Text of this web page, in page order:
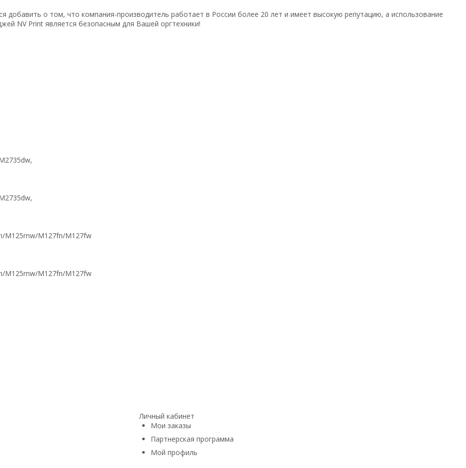
добавить о том, что компания-производитель работает в России более 20 лет и имеет высокую репутацию, а использование
NV Print является безопасным для Вашей оргтехники!
M125rnw/M127fn/M127fw
Личный кабинет
Мои заказы
Партнерская программа
Мой профиль